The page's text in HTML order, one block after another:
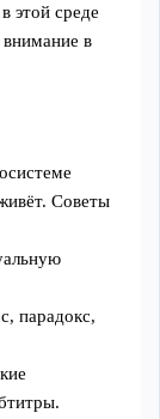
этой среде
внимание в
Советы
парадокс,